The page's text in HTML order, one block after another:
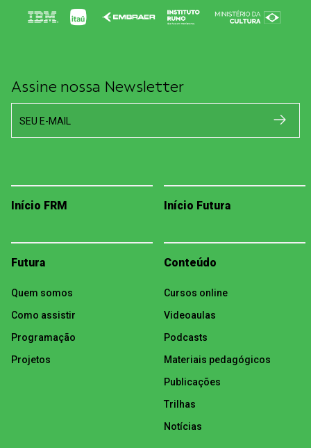
Assine nossa Newsletter
SEU E-MAIL
Início FRM Início Futura
Futura
Quem somos
Como assistir
Programação
Projetos
Conteúdo
Cursos online
Videoaulas
Podcasts
Materiais pedagógicos
Publicações
Trilhas
Notícias